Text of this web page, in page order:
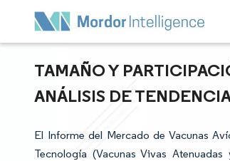
TAMAÑO Y
ANÁLISIS DE
El Informe del Mercado de Vacunas
Tecnología (Vacunas Vivas